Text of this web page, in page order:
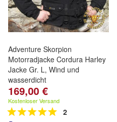
Adventure Skorpion
Motorradjacke Cordura Harley
Jacke Gr. L, Wind und
wasserdicht
169,00 €
Kostenloser Versand
2